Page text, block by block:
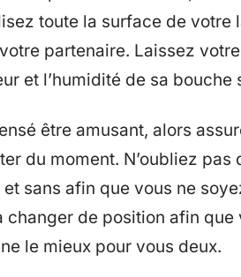
toute la surface de
partenaire. Laissez
et l’humidité de sa bouche
être amusant, alors
du moment. N’oubliez pas
sans afin que vous ne
changer de position afin
le mieux pour vous deux.